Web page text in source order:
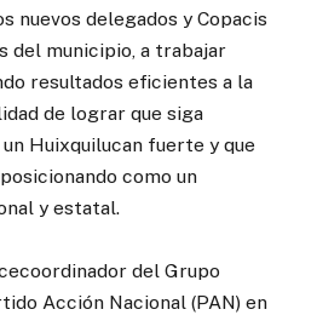
nuevos delegados y Copacis
del municipio, a trabajar
resultados eficientes a la
de lograr que siga
Huixquilucan fuerte y que
como un
y estatal.
del Grupo
Acción Nacional (PAN) en